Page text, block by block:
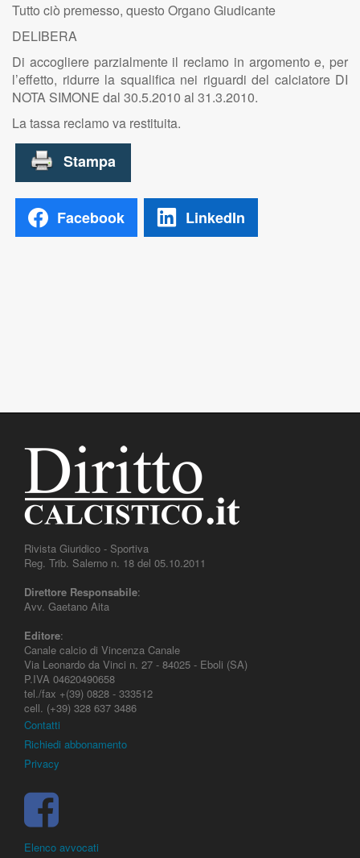
Tutto ciò premesso, questo Organo Giudicante
DELIBERA
Di accogliere parzialmente il reclamo in argomento e, per
l’effetto, ridurre la squalifica nei riguardi del calciatore DI
NOTA SIMONE dal 30.5.2010 al 31.3.2010.
La tassa reclamo va restituita.
Facebook LinkedIn
Rivista Giuridico - Sportiva
Reg. Trib. Salerno n. 18 del 05.10.2011
Direttore Responsabile:
Avv. Gaetano Aita
Editore:
Canale calcio di Vincenza Canale
Via Leonardo da Vinci n. 27 - 84025 - Eboli (SA)
P.IVA 04620490658
tel./fax +(39) 0828 - 333512
cell. (+39) 328 637 3486
Contatti
Richiedi abbonamento
Privacy
Elenco avvocati